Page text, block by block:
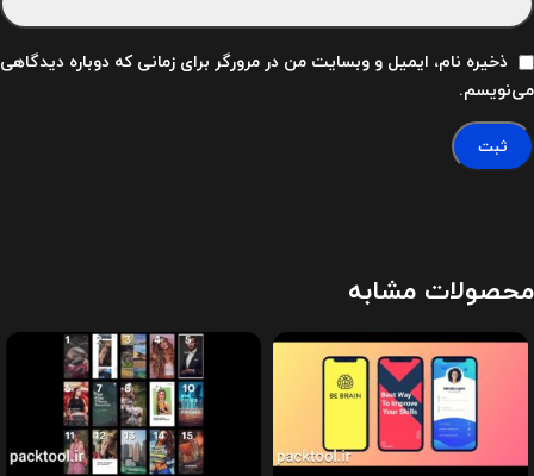
ذخیره نام، ایمیل و وبسایت من در مرورگر برای زمانی که دوباره دیدگاهی
می‌نویسم.
محصولات مشابه